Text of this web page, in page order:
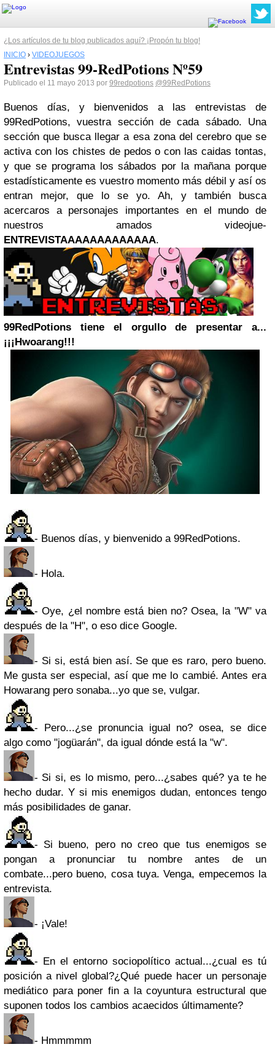
¿Los artículos de tu blog publicados aquí? ¡Propón tu blog!
INICIO › VIDEOJUEGOS
Entrevistas 99-RedPotions Nº59
Publicado el 11 mayo 2013 por 99redpotions @99RedPotions
Buenos días, y bienvenidos a las entrevistas de
99RedPotions, vuestra sección de cada sábado. Una
sección que busca llegar a esa zona del cerebro que se
activa con los chistes de pedos o con las caidas tontas,
y que se programa los sábados por la mañana porque
estadísticamente es vuestro momento más débil y así os
entran mejor, que lo se yo. Ah, y también busca
acercaros a personajes importantes en el mundo de
nuestros amados videojue-
ENTREVISTAAAAAAAAAAAAA.
99RedPotions tiene el orgullo de presentar a...
¡¡¡Hwoarang!!!
- Buenos días, y bienvenido a 99RedPotions.
- Hola.
- Oye, ¿el nombre está bien no? Osea, la "W" va
después de la "H", o eso dice Google.
- Si si, está bien así. Se que es raro, pero bueno.
Me gusta ser especial, así que me lo cambié. Antes era
Howarang pero sonaba...yo que se, vulgar.
- Pero...¿se pronuncia igual no? osea, se dice
algo como "jogüarán", da igual dónde está la "w".
- Si si, es lo mismo, pero...¿sabes qué? ya te he
hecho dudar. Y si mis enemigos dudan, entonces tengo
más posibilidades de ganar.
- Si bueno, pero no creo que tus enemigos se
pongan a pronunciar tu nombre antes de un
combate...pero bueno, cosa tuya. Venga, empecemos la
entrevista.
- ¡Vale!
- En el entorno sociopolítico actual...¿cual es tú
posición a nivel global?¿Qué puede hacer un personaje
mediático para poner fin a la coyuntura estructural que
suponen todos los cambios acaecidos últimamente?
- Hmmmmm